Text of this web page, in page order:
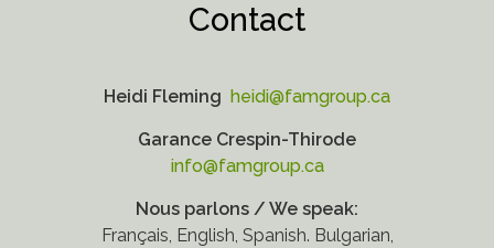
Contact
Heidi Fleming heidi@famgroup.ca
Garance Crespin-Thirode
info@famgroup.ca
Nous parlons / We speak:
Français, English, Spanish. Bulgarian,